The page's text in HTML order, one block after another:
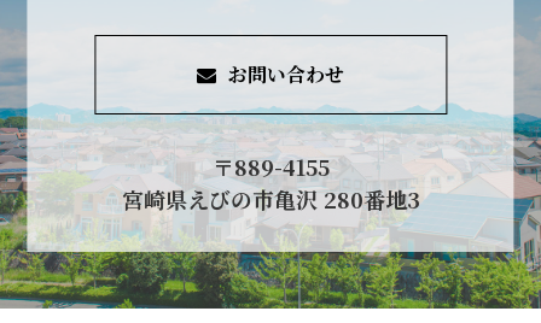
お問い合わせ
〒889-4155
宮崎県えびの市亀沢 280番地3